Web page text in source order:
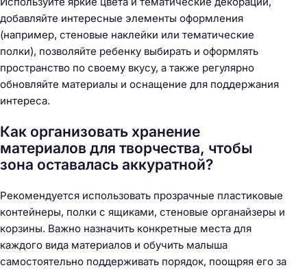
добавляйте интересные элементы оформления
(например, стеновые наклейки или тематические
полки), позволяйте ребенку выбирать и оформлять
пространство по своему вкусу, а также регулярно
обновляйте материалы и оснащение для поддержания
интереса.
Как организовать хранение
материалов для творчества, чтобы
зона оставалась аккуратной?
Рекомендуется использовать прозрачные пластиковые
контейнеры, полки с ящиками, стеновые органайзеры и
корзины. Важно назначить конкретные места для
каждого вида материалов и обучить малыша
самостоятельно поддерживать порядок, поощряя его за